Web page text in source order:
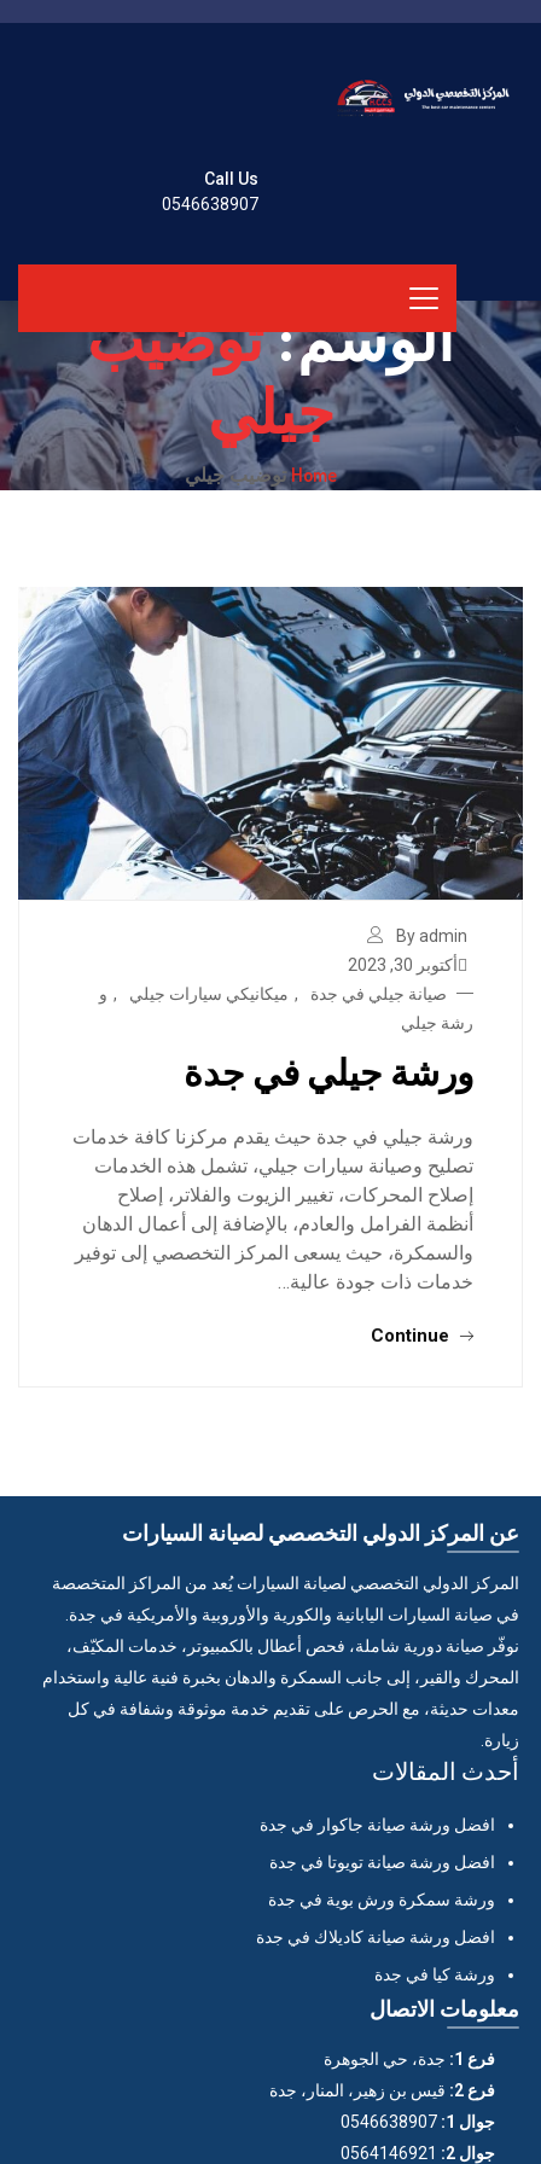
Call Us
0546638907
الوسم:توضيب
جيلي
Homeتوضيب جيلي
By admin
أكتوبر 30, 2023
صيانة جيلي في جدة
, ميكانيكي سيارات جيلي , و
رشة جيلي
ورشة جيلي في جدة
ورشة جيلي في جدة حيث يقدم مركزنا كافة خدمات
تصليح وصيانة سيارات جيلي، تشمل هذه الخدمات
إصلاح المحركات، تغيير الزيوت والفلاتر، إصلاح
أنظمة الفرامل والعادم، بالإضافة إلى أعمال الدهان
والسمكرة، حيث يسعى المركز التخصصي إلى توفير
خدمات ذات جودة عالية…
Continue
عن المركز الدولي التخصصي لصيانة السيارات
المركز الدولي التخصصي لصيانة السيارات يُعد من المراكز المتخصصة
في صيانة السيارات اليابانية والكورية والأوروبية والأمريكية في جدة.
نوفّر صيانة دورية شاملة، فحص أعطال بالكمبيوتر، خدمات المكيّف،
المحرك والقير، إلى جانب السمكرة والدهان بخبرة فنية عالية واستخدام
معدات حديثة، مع الحرص على تقديم خدمة موثوقة وشفافة في كل
زيارة.
أحدث المقالات
افضل ورشة صيانة جاكوار في جدة
افضل ورشة صيانة تويوتا في جدة
ورشة سمكرة ورش بوية في جدة
افضل ورشة صيانة كاديلاك في جدة
ورشة كيا في جدة
معلومات الاتصال
فرع 1:
جدة، حي الجوهرة
فرع 2:
قيس بن زهير، المنار، جدة
جوال 1:
0546638907
جوال 2:
0564146921